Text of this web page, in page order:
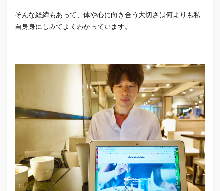
そんな経緯もあって、体や心に向き合う大切さは何よりも私
自身身にしみてよくわかっています。